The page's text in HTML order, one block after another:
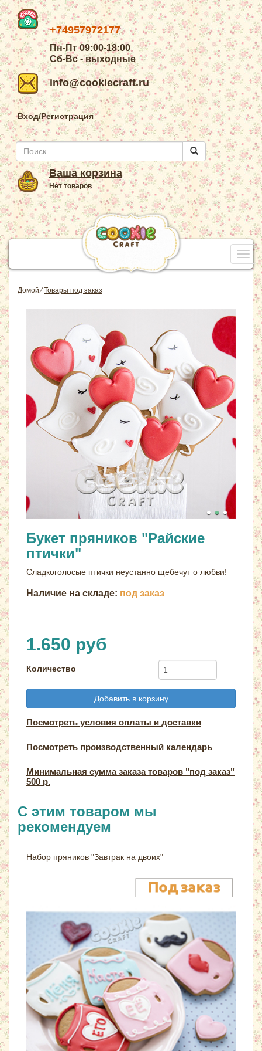
+74957972177
Пн-Пт 09:00-18:00
Сб-Вс - выходные
info@cookiecraft.ru
Вход/Регистрация
Ваша корзина
Нет товаров
Домой⁄Товары под заказ
Букет пряников "Райские
птички"
Сладкоголосые птички неустанно щебечут о любви!
Наличие на складе: под заказ
1.650 руб
Количество
Добавить в корзину
Посмотреть условия оплаты и доставки
Посмотреть производственный календарь
Минимальная сумма заказа товаров "под заказ"
500 р.
С этим товаром мы
рекомендуем
Набор пряников "Завтрак на двоих"